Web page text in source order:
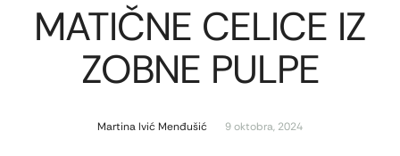
MATIČNE CELICE IZ
ZOBNE PULPE
Martina Ivić Menđušić 9 oktobra, 2024